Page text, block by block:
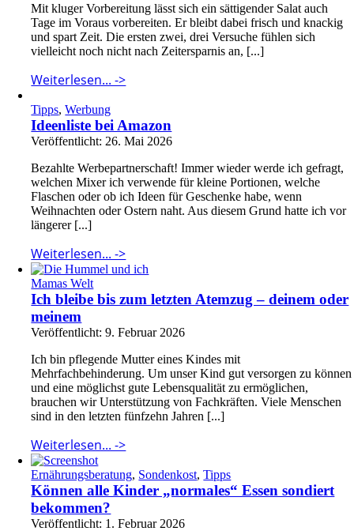
Mit kluger Vorbereitung lässt sich ein sättigender Salat auch
Tage im Voraus vorbereiten. Er bleibt dabei frisch und knackig
und spart Zeit. Die ersten zwei, drei Versuche fühlen sich
vielleicht noch nicht nach Zeitersparnis an, [...]
Weiterlesen... ->
Tipps,Werbung
Ideenliste bei Amazon
Veröffentlicht: 26. Mai 2026
Bezahlte Werbepartnerschaft! Immer wieder werde ich gefragt,
welchen Mixer ich verwende für kleine Portionen, welche
Flaschen oder ob ich Ideen für Geschenke habe, wenn
Weihnachten oder Ostern naht. Aus diesem Grund hatte ich vor
längerer [...]
Weiterlesen... ->
Mamas Welt
Ich bleibe bis zum letzten Atemzug – deinem oder
meinem
Veröffentlicht: 9. Februar 2026
Ich bin pflegende Mutter eines Kindes mit
Mehrfachbehinderung. Um unser Kind gut versorgen zu können
und eine möglichst gute Lebensqualität zu ermöglichen,
brauchen wir Unterstützung von Fachkräften. Viele Menschen
sind in den letzten fünfzehn Jahren [...]
Weiterlesen... ->
Ernährungsberatung, Sondenkost,Tipps
Können alle Kinder „normales“ Essen sondiert
bekommen?
Veröffentlicht: 1. Februar 2026